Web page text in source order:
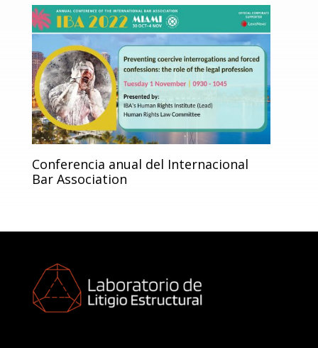
Conferencia anual del Internacional
Bar Association